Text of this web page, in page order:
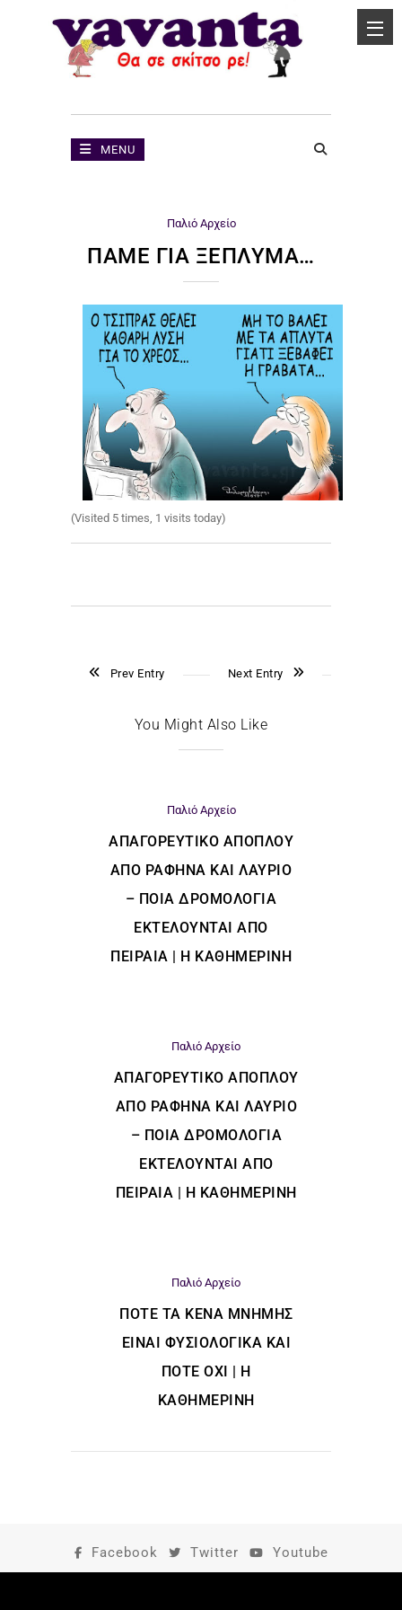
MENU
Παλιό Αρχείο
ΠΆΜΕ ΓΙΑ ΞΈΠΛΥΜΑ…
(Visited 5 times, 1 visits today)
Prev Entry Next Entry
You Might Also Like
Παλιό Αρχείο
ΑΠΑΓΟΡΕΥΤΙΚΌ ΑΠΌΠΛΟΥ
ΑΠΌ ΡΑΦΉΝΑ ΚΑΙ ΛΑΎΡΙΟ
– ΠΟΙΑ ΔΡΟΜΟΛΌΓΙΑ
ΕΚΤΕΛΟΎΝΤΑΙ ΑΠΌ
ΠΕΙΡΑΙΆ | Η ΚΑΘΗΜΕΡΙΝΗ
Παλιό Αρχείο
ΑΠΑΓΟΡΕΥΤΙΚΌ ΑΠΌΠΛΟΥ
ΑΠΌ ΡΑΦΉΝΑ ΚΑΙ ΛΑΎΡΙΟ
– ΠΟΙΑ ΔΡΟΜΟΛΌΓΙΑ
ΕΚΤΕΛΟΎΝΤΑΙ ΑΠΌ
ΠΕΙΡΑΙΆ | Η ΚΑΘΗΜΕΡΙΝΗ
Παλιό Αρχείο
ΠΌΤΕ ΤΑ ΚΕΝΆ ΜΝΉΜΗΣ
ΕΊΝΑΙ ΦΥΣΙΟΛΟΓΙΚΆ ΚΑΙ
ΠΌΤΕ ΌΧΙ | Η
ΚΑΘΗΜΕΡΙΝΗ
Facebook Twitter Youtube